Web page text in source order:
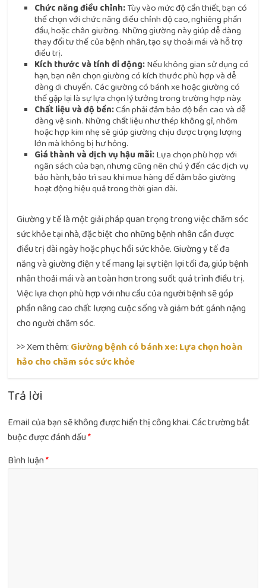
Chức năng điều chỉnh:Tùy vào mức độ cần thiết, bạn có
thể chọn với chức năng điều chỉnh độ cao, nghiêng phần
đầu, hoặc chân giường. Những giường này giúp dễ dàng
thay đổi tư thế của bệnh nhân, tạo sự thoải mái và hỗ trợ
điều trị.
Kích thước và tính di động:Nếu không gian sử dụng có
hạn, bạn nên chọn giường có kích thước phù hợp và dễ
dàng di chuyển. Các giường có bánh xe hoặc giường có
thể gập lại là sự lựa chọn lý tưởng trong trường hợp này.
Chất liệu và độ bền:Cần phải đảm bảo độ bền cao và dễ
dàng vệ sinh. Những chất liệu như thép không gỉ, nhôm
hoặc hợp kim nhẹ sẽ giúp giường chịu được trọng lượng
lớn mà không bị hư hỏng.
Giá thành và dịch vụ hậu mãi:Lựa chọn phù hợp với
ngân sách của bạn, nhưng cũng nên chú ý đến các dịch vụ
bảo hành, bảo trì sau khi mua hàng để đảm bảo giường
hoạt động hiệu quả trong thời gian dài.
Giường y tế là một giải pháp quan trọng trong việc chăm sóc
sức khỏe tại nhà, đặc biệt cho những bệnh nhân cần được
điều trị dài ngày hoặc phục hồi sức khỏe. Giường y tế đa
năng và giường điện y tế mang lại sự tiện lợi tối đa, giúp bệnh
nhân thoải mái và an toàn hơn trong suốt quá trình điều trị.
Việc lựa chọn phù hợp với nhu cầu của người bệnh sẽ góp
phần nâng cao chất lượng cuộc sống và giảm bớt gánh nặng
cho người chăm sóc.
>> Xem thêm: Giường bệnh có bánh xe: Lựa chọn hoàn
hảo cho chăm sóc sức khỏe
Trả lời
Email của bạn sẽ không được hiển thị công khai.Các trường bắt
buộc được đánh dấu*
Bình luận*